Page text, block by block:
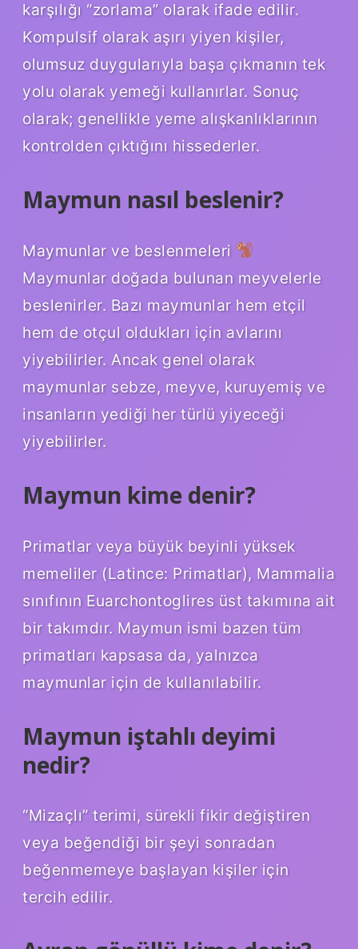
karşılığı “zorlama” olarak ifade edilir.
Kompulsif olarak aşırı yiyen kişiler,
olumsuz duygularıyla başa çıkmanın tek
yolu olarak yemeği kullanırlar. Sonuç
olarak; genellikle yeme alışkanlıklarının
kontrolden çıktığını hissederler.
Maymun nasıl beslenir?
Maymunlar ve beslenmeleri
Maymunlar doğada bulunan meyvelerle
beslenirler. Bazı maymunlar hem etçil
hem de otçul oldukları için avlarını
yiyebilirler. Ancak genel olarak
maymunlar sebze, meyve, kuruyemiş ve
insanların yediği her türlü yiyeceği
yiyebilirler.
Maymun kime denir?
Primatlar veya büyük beyinli yüksek
memeliler (Latince: Primatlar), Mammalia
sınıfının Euarchontoglires üst takımına ait
bir takımdır. Maymun ismi bazen tüm
primatları kapsasa da, yalnızca
maymunlar için de kullanılabilir.
Maymun iştahlı deyimi
nedir?
“Mizaçlı” terimi, sürekli fikir değiştiren
veya beğendiği bir şeyi sonradan
beğenmemeye başlayan kişiler için
tercih edilir.